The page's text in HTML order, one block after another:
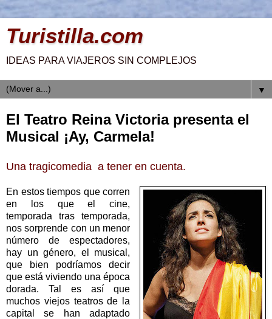
Turistilla.com
IDEAS PARA VIAJEROS SIN COMPLEJOS
▼
El Teatro Reina Victoria presenta el
Musical ¡Ay, Carmela!
Una tragicomedia a tener en cuenta.
En estos tiempos que corren
en los que el cine,
temporada tras temporada,
nos sorprende con un menor
número de espectadores,
hay un género, el musical,
que bien podríamos decir
que está viviendo una época
dorada. Tal es así que
muchos viejos teatros de la
capital se han adaptado